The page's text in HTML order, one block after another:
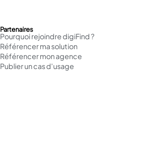
Partenaires
Pourquoi rejoindre digiFind ?
Référencer ma solution
Référencer mon agence
Publier un cas d'usage